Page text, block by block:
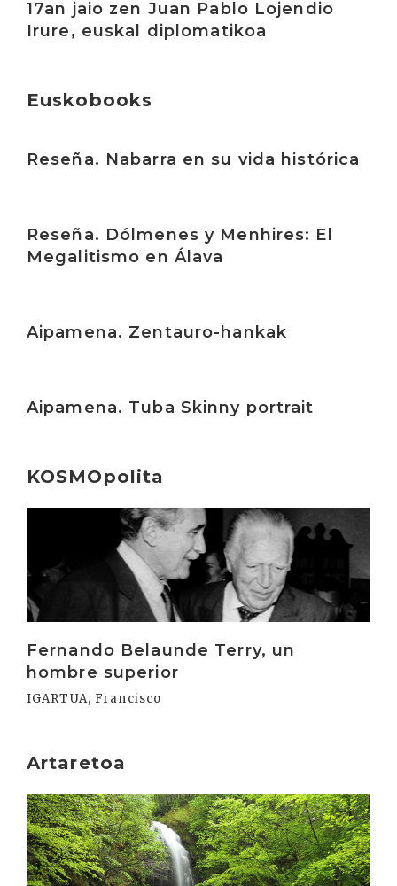
17an jaio zen Juan Pablo Lojendio
Irure, euskal diplomatikoa
Euskobooks
Reseña. Nabarra en su vida histórica
Reseña. Dólmenes y Menhires: El
Megalitismo en Álava
Aipamena. Zentauro-hankak
Aipamena. Tuba Skinny portrait
KOSMOpolita
Fernando Belaunde Terry, un
hombre superior
IGARTUA, Francisco
Artaretoa
Irakurri